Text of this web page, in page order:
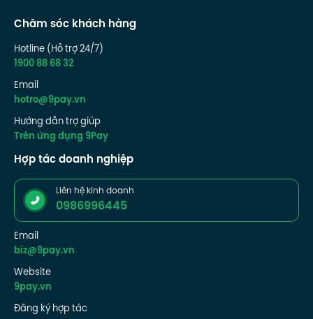
Chăm sóc khách hàng
Hotline (Hỗ trợ 24/7)
1900 88 68 32
Email
hotro@9pay.vn
Hướng dẫn trợ giúp
Trên ứng dụng 9Pay
Hợp tác doanh nghiệp
Liên hệ kinh doanh
0986996445
Email
biz@9pay.vn
Website
9pay.vn
Đăng ký hợp tác